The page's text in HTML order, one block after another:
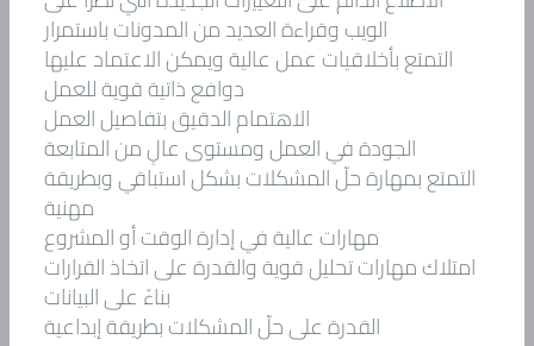
الويب وقراءة العديد من المدونات باستمرار
التمتع بأخلاقيات عمل عالية ويمكن الاعتماد عليها
دوافع ذاتية قوية للعمل
الاهتمام الدقيق بتفاصيل العمل
الجودة في العمل ومستوى عالٍ من المتابعة
التمتع بمهارة حلّ المشكلات بشكل استباقي وبطريقة
مهنية
مهارات عالية في إدارة الوقت أو المشروع
امتلاك مهارات تحليل قوية والقدرة على اتخاذ القرارات
بناءً على البيانات
القدرة على حلّ المشكلات بطريقة إبداعية